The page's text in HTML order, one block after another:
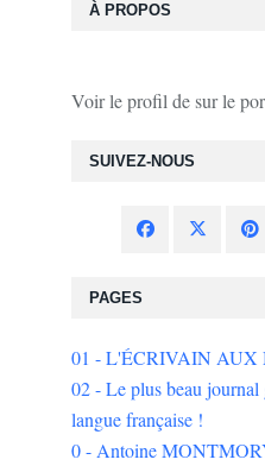
SUIVEZ-NOUS
À PROPOS
Voir le profil desur le
PAGES
01 - L'ÉCRIVAIN
02 - Le plus beau journal
langue française !
0 - Antoine